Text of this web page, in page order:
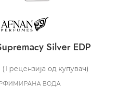
Silver EDP
(1 рецензија од купувач)
ВОДА